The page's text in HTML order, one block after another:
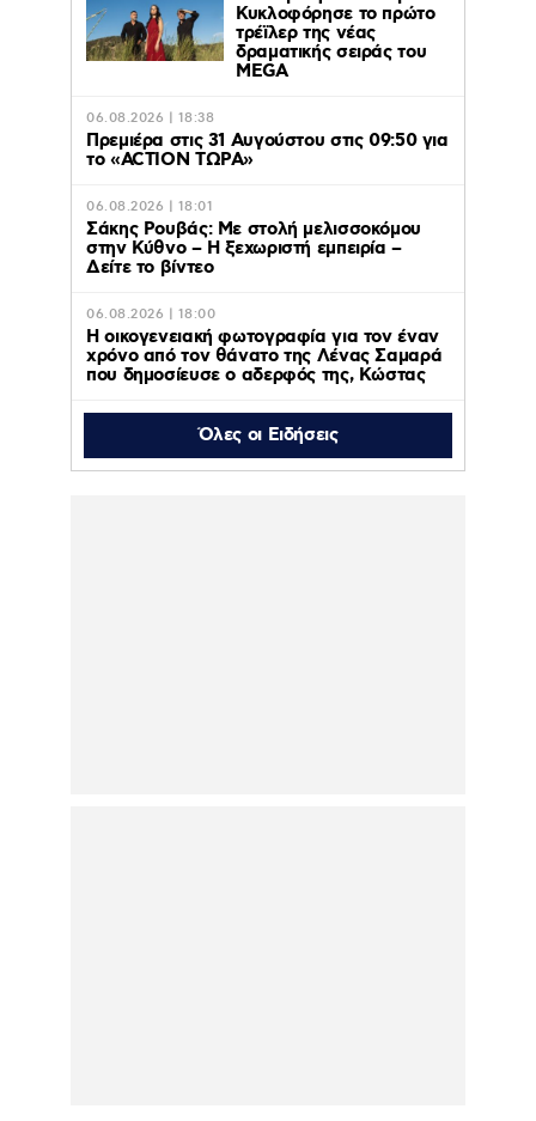
Κυκλοφόρησε το πρώτο
τρέϊλερ της νέας
δραματικής σειράς του
MEGA
06.08.2026 | 18:38
Πρεμιέρα στις 31 Αυγούστου στις 09:50 για
το «ACTION ΤΩΡΑ»
06.08.2026 | 18:01
Σάκης Ρουβάς: Με στολή μελισσοκόμου
στην Κύθνο – Η ξεχωριστή εμπειρία –
Δείτε το βίντεο
06.08.2026 | 18:00
Η οικογενειακή φωτογραφία για τον έναν
χρόνο από τον θάνατο της Λένας Σαμαρά
που δημοσίευσε ο αδερφός της, Κώστας
Όλες οι Ειδήσεις